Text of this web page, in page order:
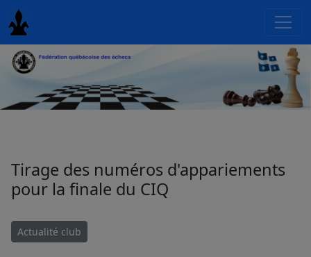
Tirage des numéros d'appariements
pour la finale du CIQ
Actualité club